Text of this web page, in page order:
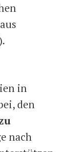
in
den
nach